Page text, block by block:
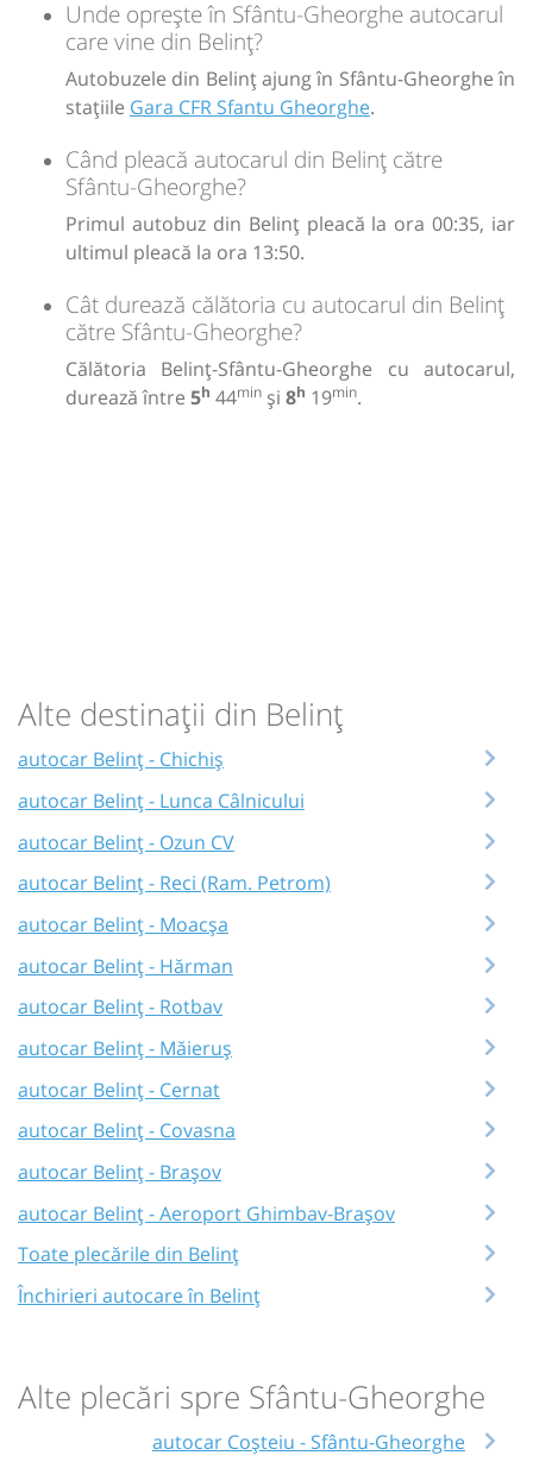
Sursa: Trans Olteanu Tour SRL| Ultima actualizare:07/2026
22:10 Sfântu-Gheorghe
Gheorghe
8 19min
235lei
Sursa:Trans Olteanu Tour SRL| Ultima actualizare:07/2026
Unde oprește în Sfântu-Gheorghe autocarul
care vine din Belinț?
Autobuzele din Belinț ajung în Sfântu-Gheorghe în
stațiile Gara CFR Sfantu Gheorghe.
Când pleacă autocarul din Belinț către
Sfântu-Gheorghe?
Primul autobuz din Belinț pleacă la ora 00:35, iar
ultimul pleacă la ora 13:50.
Cât durează călătoria cu autocarul din Belinț
către Sfântu-Gheorghe?
Călătoria Belinț-Sfântu-Gheorghe cu autocarul,
durează între 5h 44min și 8h 19min.
Alte destinații din Belinț
autocar Belinț - Chichiș
autocar Belinț - Lunca Câlnicului
autocar Belinț - Ozun CV
autocar Belinț - Reci (Ram. Petrom)
autocar Belinț - Moacșa
autocar Belinț - Hărman
autocar Belinț - Rotbav
autocar Belinț - Măieruș
autocar Belinț - Cernat
autocar Belinț - Covasna
autocar Belinț - Brașov
autocar Belinț - Aeroport Ghimbav-Brașov
Toate plecările din Belinț
Închirieri autocare în Belinț
Alte plecări spre Sfântu-Gheorghe
autocar Coșteiu - Sfântu-Gheorghe